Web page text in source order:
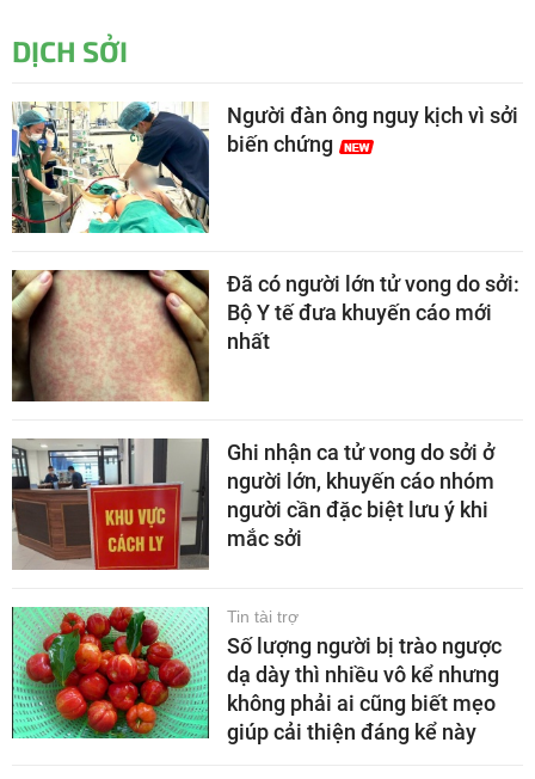
DỊCH SỞI
Người đàn ông nguy kịch vì sởi
biến chứng
Đã có người lớn tử vong do sởi:
Bộ Y tế đưa khuyến cáo mới
nhất
Ghi nhận ca tử vong do sởi ở
người lớn, khuyến cáo nhóm
người cần đặc biệt lưu ý khi
mắc sởi
Tin tài trợ
Số lượng người bị trào ngược
dạ dày thì nhiều vô kể nhưng
không phải ai cũng biết mẹo
giúp cải thiện đáng kể này